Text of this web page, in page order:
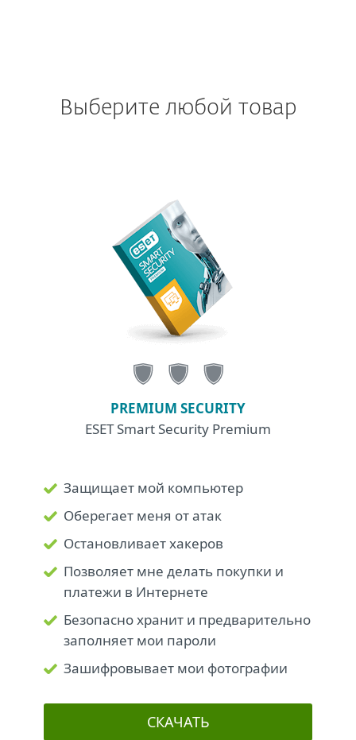
Выберите любой товар
PREMIUM SECURITY
ESET Smart Security Premium
Защищает мой компьютер
Оберегает меня от атак
Остановливает хакеров
Позволяет мне делать покупки и
платежи в Интернете
Безопасно хранит и предварительно
заполняет мои пароли
Зашифровывает мои фотографии
СКАЧАТЬ